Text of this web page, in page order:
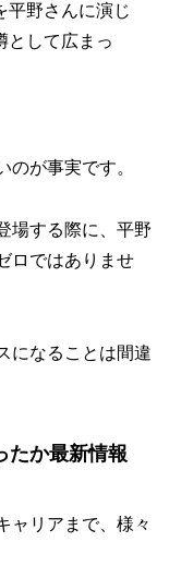
平野さんに演じ
として広まっ
のが事実です。
場する際に、平野
ロではありませ
になることは間違
たか最新情報
ャリアまで、様々